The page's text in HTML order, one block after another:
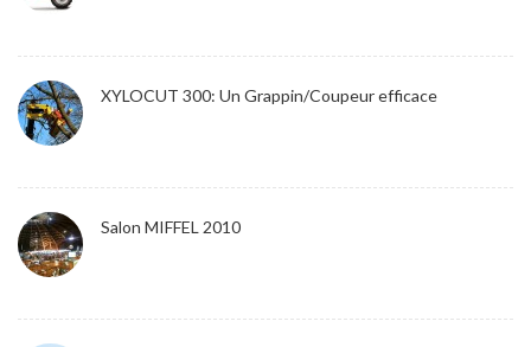
XYLOCUT 300: Un Grappin/Coupeur efficace
Salon MIFFEL 2010